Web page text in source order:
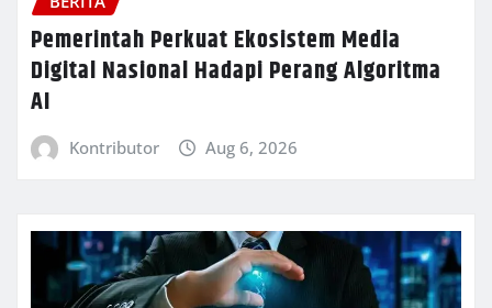
Pemerintah Perkuat Ekosistem Media
Digital Nasional Hadapi Perang Algoritma
AI
Kontributor Aug 6, 2026